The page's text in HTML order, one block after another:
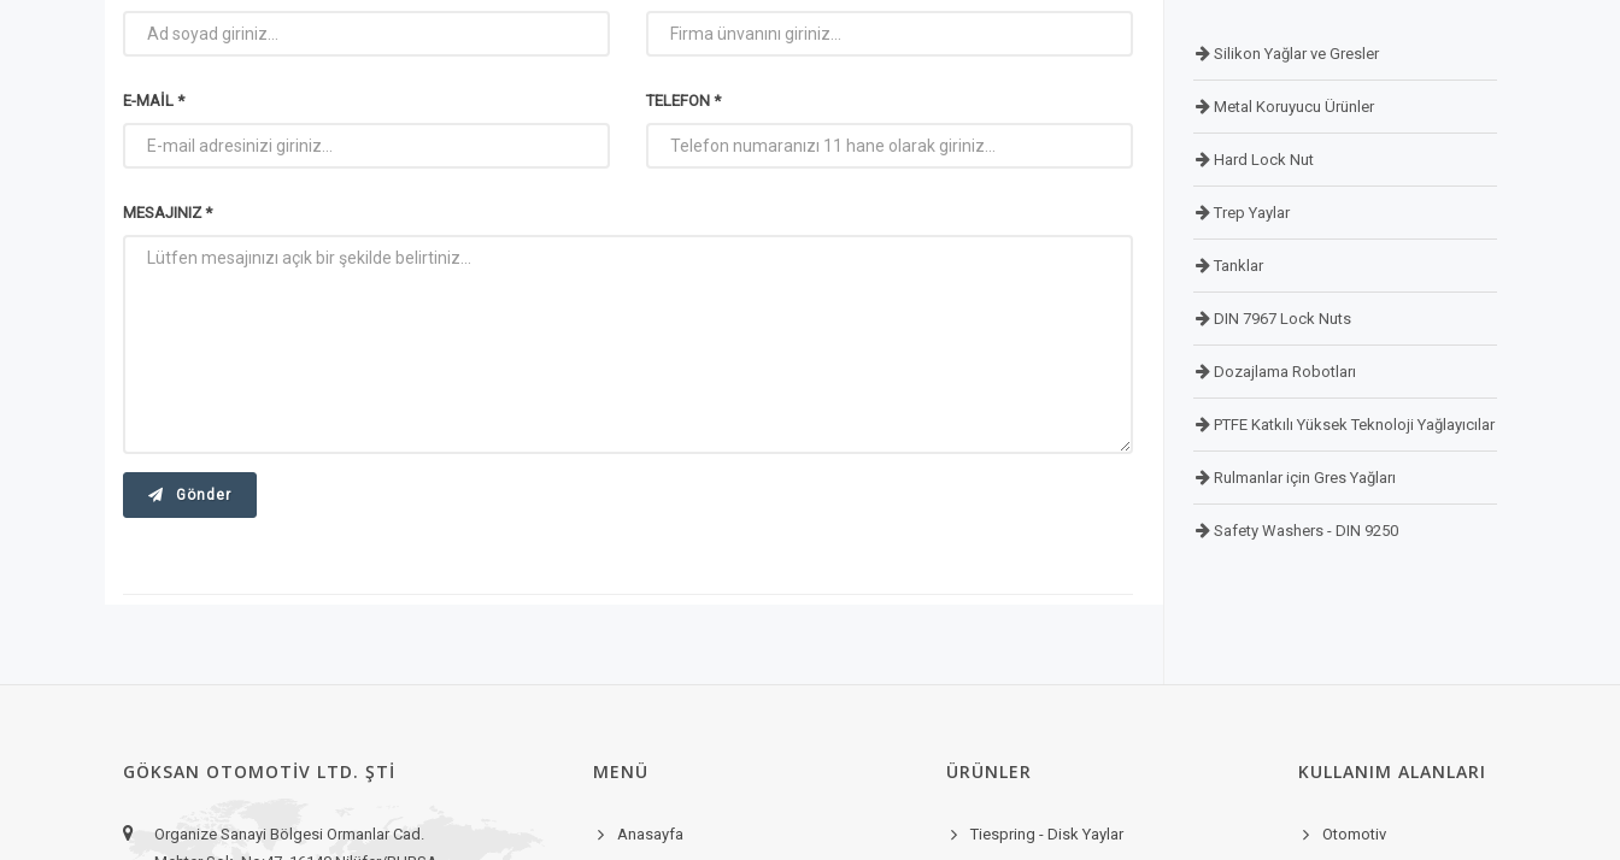
E-MAIL * TELEFON *
MESAJINIZ *
Gönder
Silikon Yağlar ve Gresler
Metal Koruyucu Ürünler
Hard Lock Nut
Trep Yaylar
Tanklar
DIN 7967 Lock Nuts
Dozajlama Robotları
PTFE Katkılı Yüksek Teknoloji Yağlayıcılar
Rulmanlar için Gres Yağları
Safety Washers - DIN 9250
GÖKSAN OTOMOTIV LTD. ŞTI
Organize Sanayi Bölgesi Ormanlar Cad.
MENÜ
Anasayfa
ÜRÜNLER
Tiespring - Disk Yaylar
KULLANIM ALANLARI
Otomotiv